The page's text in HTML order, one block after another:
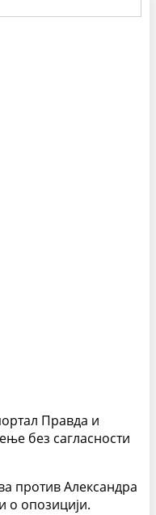
Правда и
без сагласности
против Александра
о опозицији.